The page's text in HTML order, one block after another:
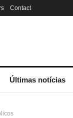
Contact
Últimas notícias